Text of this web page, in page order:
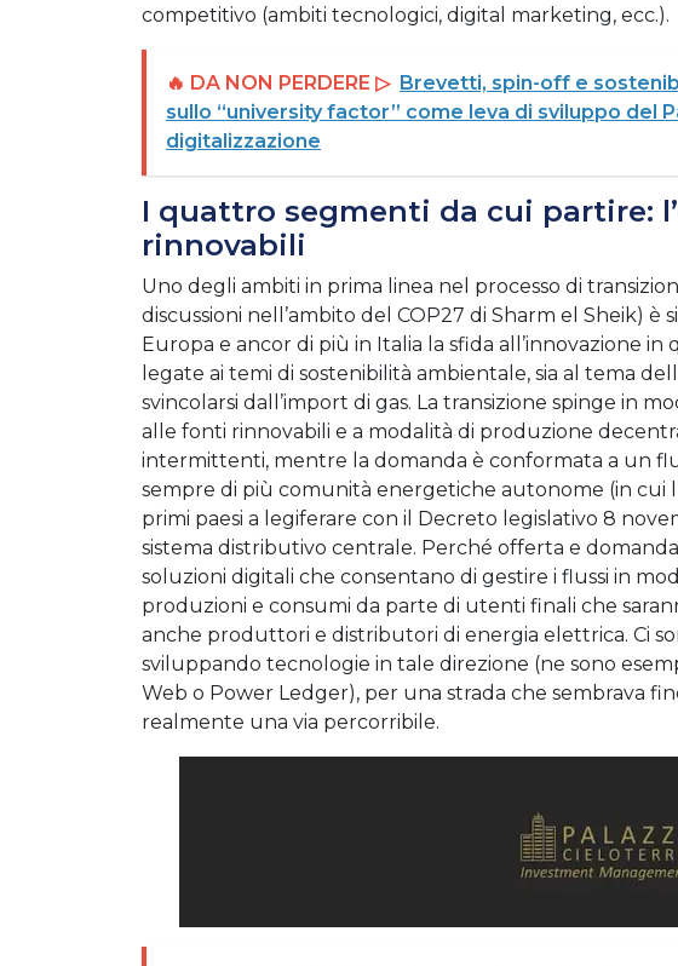
competitivo (ambiti tecnologici, digital marketing, ecc.).
🔥 DA NON PERDERE ▷ Brevetti, spin-off e
sullo “university factor” come leva di sviluppo del
digitalizzazione
I quattro segmenti da cui partire:
rinnovabili
Uno degli ambiti in prima linea nel processo di
discussioni nell’ambito del COP27 di Sharm el Sheik) è
Europa e ancor di più in Italia la sfida all’innovazione
legate ai temi di sostenibilità ambientale, sia al tema
svincolarsi dall’import di gas. La transizione spinge in
alle fonti rinnovabili e a modalità di produzione
intermittenti, mentre la domanda è conformata a un
sempre di più comunità energetiche autonome (in cui
primi paesi a legiferare con il Decreto legislativo 8
sistema distributivo centrale. Perché offerta e
soluzioni digitali che consentano di gestire i flussi in
produzioni e consumi da parte di utenti finali che
anche produttori e distributori di energia elettrica. Ci
sviluppando tecnologie in tale direzione (ne sono
Web o Power Ledger), per una strada che sembrava
realmente una via percorribile.